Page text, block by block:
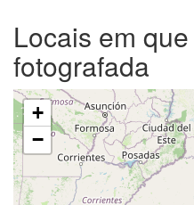
Locais em
fotografada
+
−